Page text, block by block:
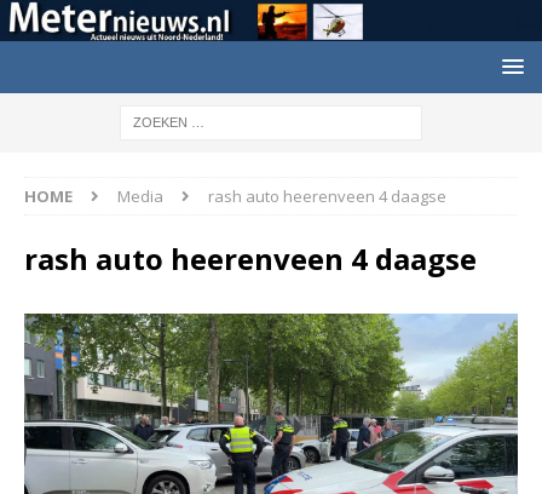
HOME Media rash auto heerenveen 4 daagse
rash auto heerenveen 4 daagse